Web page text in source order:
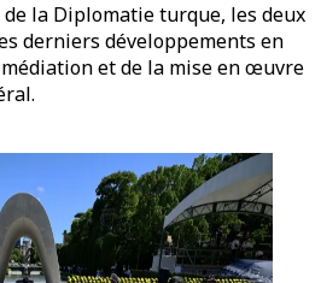
la Diplomatie turque, les deux
derniers développements en
et de la mise en œuvre